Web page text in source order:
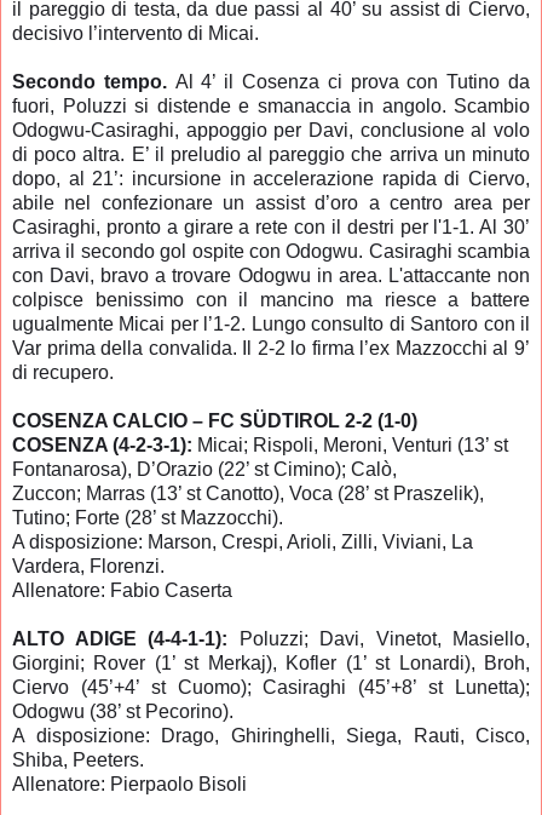
il pareggio di testa, da due passi al 40’ su assist di Ciervo,
decisivo l’intervento di Micai.
Secondo tempo.Al 4’ il Cosenza ci prova con Tutino da
fuori, Poluzzi si distende e smanaccia in angolo. Scambio
Odogwu-Casiraghi, appoggio per Davi, conclusione al volo
di poco altra. E’ il preludio al pareggio che arriva un minuto
dopo, al 21’: incursione in accelerazione rapida di Ciervo,
abile nel confezionare un assist d’oro a centro area per
Casiraghi, pronto a girare a rete con il destri per l'1-1. Al 30’
arriva il secondo gol ospite con Odogwu. Casiraghi scambia
con Davi, bravo a trovare Odogwu in area. L'attaccante non
colpisce benissimo con il mancino ma riesce a battere
ugualmente Micai per l’1-2. Lungo consulto di Santoro con il
Var prima della convalida. Il 2-2 lo firma l’ex Mazzocchi al 9’
di recupero.
COSENZA CALCIO – FC SÜDTIROL 2-2 (1-0)
COSENZA (4-2-3-1): Micai; Rispoli, Meroni, Venturi (13’ st
Fontanarosa), D’Orazio (22’ st Cimino); Calò,
Zuccon; Marras (13’ st Canotto), Voca (28’ st Praszelik),
Tutino; Forte (28’ st Mazzocchi).
A disposizione: Marson, Crespi, Arioli, Zilli, Viviani, La
Vardera, Florenzi.
Allenatore: Fabio Caserta
ALTO ADIGE (4-4-1-1):
Poluzzi; Davi, Vinetot, Masiello,
Giorgini; Rover (1’ st Merkaj), Kofler (1’ st Lonardi), Broh,
Ciervo (45’+4’ st Cuomo); Casiraghi (45’+8’ st Lunetta);
Odogwu (38’ st Pecorino).
A disposizione: Drago, Ghiringhelli, Siega, Rauti, Cisco,
Shiba, Peeters.
Allenatore: Pierpaolo Bisoli